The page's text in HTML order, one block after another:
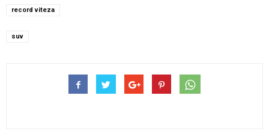
record viteza
suv